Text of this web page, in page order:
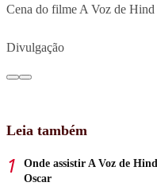
Cena do filme A Voz de Hind
Divulgação
Leia também
Onde assistir A Voz de
Oscar